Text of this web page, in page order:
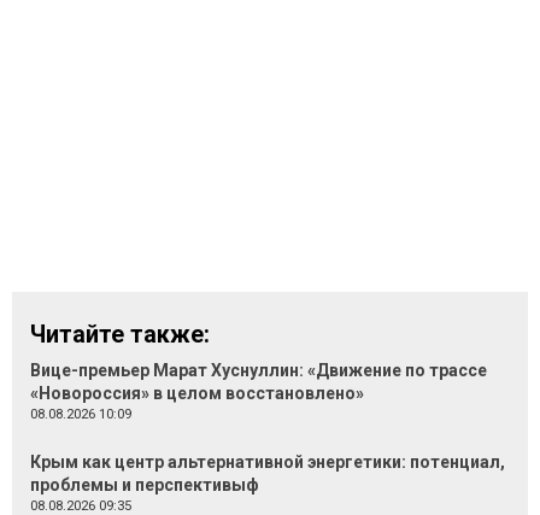
Читайте также:
Вице-премьер Марат Хуснуллин: «Движение по трассе
«Новороссия» в целом восстановлено»
08.08.2026 10:09
Крым как центр альтернативной энергетики: потенциал,
проблемы и перспективыф
08.08.2026 09:35